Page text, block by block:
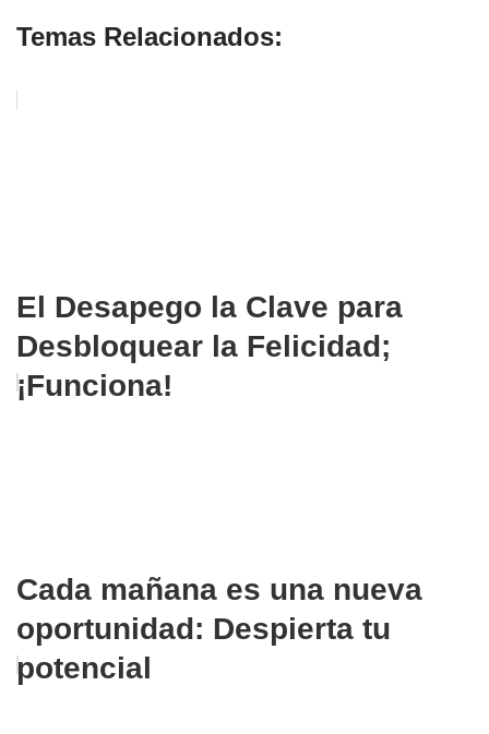
Temas Relacionados:
El Desapego la Clave para
Desbloquear la Felicidad;
¡Funciona!
Cada mañana es una nueva
oportunidad: Despierta tu
potencial